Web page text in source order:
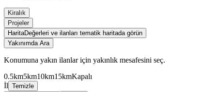
Kiralık
Projeler
HaritaDeğerleri ve ilanları tematik haritada görün
Yakınımda Ara
Konumuna yakın ilanlar için yakınlık mesafesini seç.
0.5km5km10km15kmKapalı
İl Temizle